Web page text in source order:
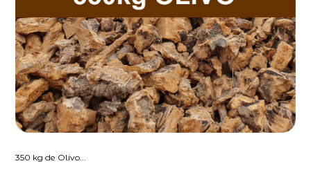
350 kg de Olivo...